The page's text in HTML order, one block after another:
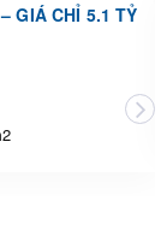
GIÁ CHỈ 5.1 TỶ